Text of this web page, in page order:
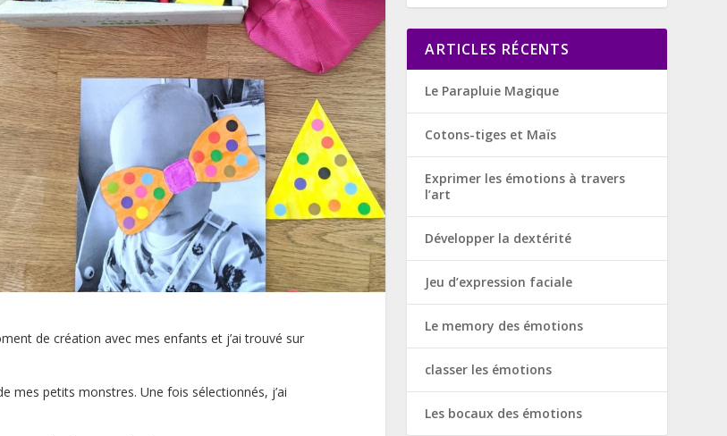
de création avec mes enfants et j’ai trouvé sur
mes petits monstres. Une fois sélectionnés, j’ai
ARTICLES RÉCENTS
Le Parapluie Magique
Cotons-tiges et Maïs
Exprimer les émotions à travers
l’art
Développer la dextérité
Jeu d’expression faciale
Le memory des émotions
classer les émotions
Les bocaux des émotions